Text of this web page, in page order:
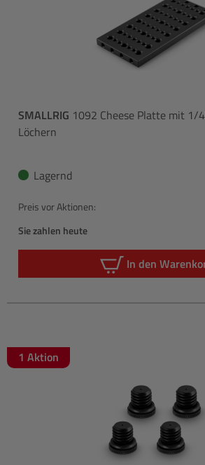
SMALLRIG 1092 Cheese Platte mit
Löchern
Lagernd
Preis vor Aktionen:
Sie zahlen heute
In den
1 Aktion